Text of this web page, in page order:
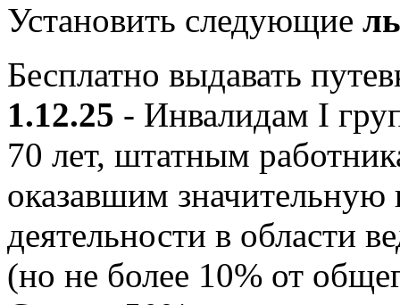
Установить следующие
Бесплатно выдавать
1.12.25 - Инвалидам I
70 лет, штатным
оказавшим
деятельности в области
(но не более 10% от